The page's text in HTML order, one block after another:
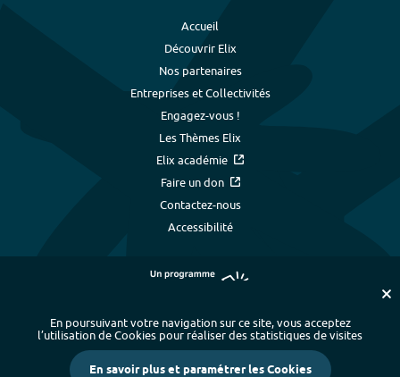
Accueil
Découvrir Elix
Nos partenaires
Entreprises et Collectivités
Engagez-vous !
Les Thèmes Elix
Elix académie
Faire un don
Contactez-nous
Accessibilité
Plan du site - Index alphabétique
-
Mentions légales et données personnelles
- Paramétrer les cookies
En poursuivant votre navigation sur ce site, vous acceptez
l’utilisation de Cookies pour réaliser des statistiques de visites
En savoir plus et paramétrer les Cookies